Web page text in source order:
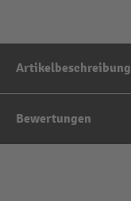
Artikelbeschreibung
Bewertungen